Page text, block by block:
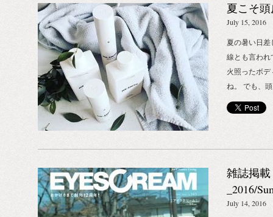
ィショナー
仕上がりで、
ァウンデー
仕上がりの形
に艶をだして
ェイヴァー
ー・サント
トン
http://biotope-
夏こそ
July 15, 2016
夏の暑い日
線とも言われ
火照ったボ
ね。 でも、
の毛がある
います。 で
である紫外
れ、パサつき
なく、 髪の
抜け毛や薄
雑誌掲載
_2016/
July 14, 2016